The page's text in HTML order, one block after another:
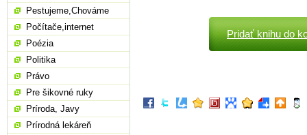
Pridať knihu do
Pestujeme,Chováme
Počítače,internet
Poézia
Politika
Právo
Pre šikovné ruky
Príroda, Javy
Prírodná lekáreň